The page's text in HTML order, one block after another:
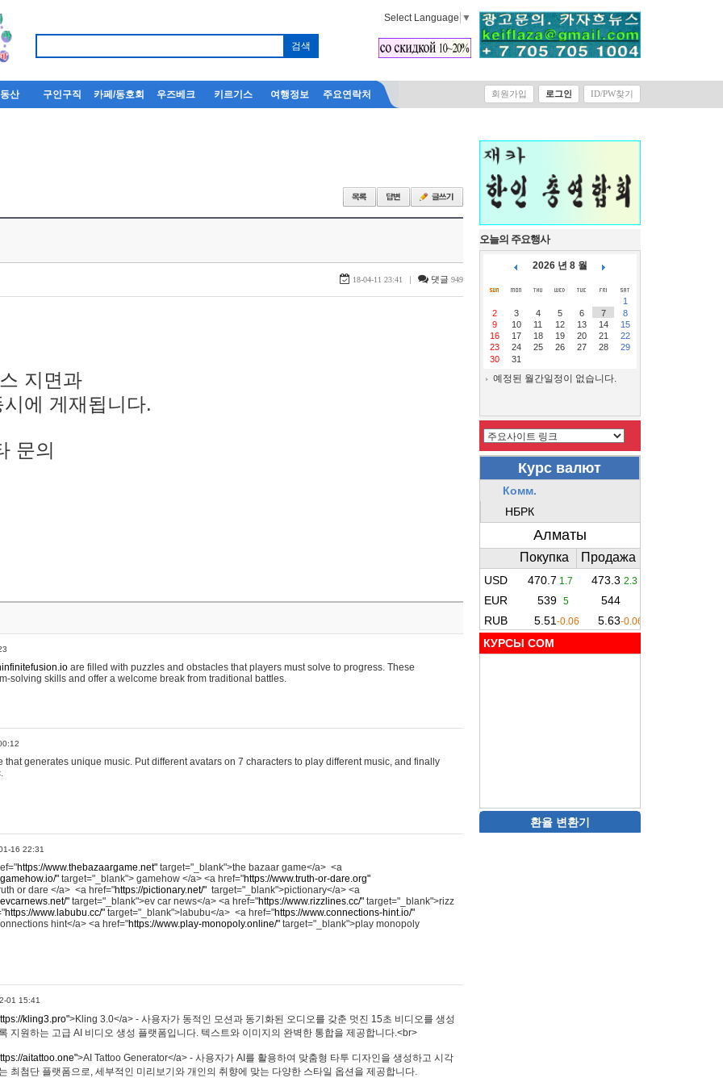
Select Language ▼
산 구인구직 카페/동호회 우즈베크 키르기스 여행정보 주요연락처 회원가입 로그인 ID/PW찾기
18-04-11 23:41 | 댓글 949
지면과
에 게재됩니다.
문의
are filled with puzzles and obstacles that players must solve to progress. These
solving skills and offer a welcome break from traditional battles.
that generates unique music. Put different avatars on 7 characters to play different music, and finally
16 22:31
https://www.thebazaargame.net" target="_blank">the bazaar game</a> <a
" target="_blank"> gamehow </a> <a href="https://www.truth-or-dare.org"
or dare </a> <a href="https://pictionary.net/" target="_blank">pictionary</a> <a
" target="_blank">ev car news</a> <a href="https://www.rizzlines.cc/" target="_blank">rizz
https://www.labubu.cc/" target="_blank">labubu</a> <a href="https://www.connections-hint.io/"
hint</a> <a href="https://www.play-monopoly.online/" target="_blank">play monopoly
01 15:41
kling3.pro">Kling 3.0</a> - 사용자가 동적인 모션과 동기화된 오디오를 갖춘 멋진 15초 비디오를 생성
지원하는 고급 AI 비디오 생성 플랫폼입니다. 텍스트와 이미지의 완벽한 통합을 제공합니다.<br>
aitattoo.one">AI Tattoo Generator</a> - 사용자가 AI를 활용하여 맞춤형 타투 디자인을 생성하고 시각
최첨단 플랫폼으로, 세부적인 미리보기와 개인의 취향에 맞는 다양한 스타일 옵션을 제공합니다.
오늘의 주요행사
2026 년 8 월
1
2
3 4 5 6 7
8
9
10 11 12 13 14
15
16
17 18 19 20 21
22
23
24 25 26 27 28
29
30
31
예정된 월간일정이 없습니다.
КУРСЫ COM
환율 변환기